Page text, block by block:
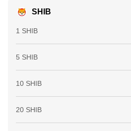
SHIB
1 SHIB
5 SHIB
10 SHIB
20 SHIB